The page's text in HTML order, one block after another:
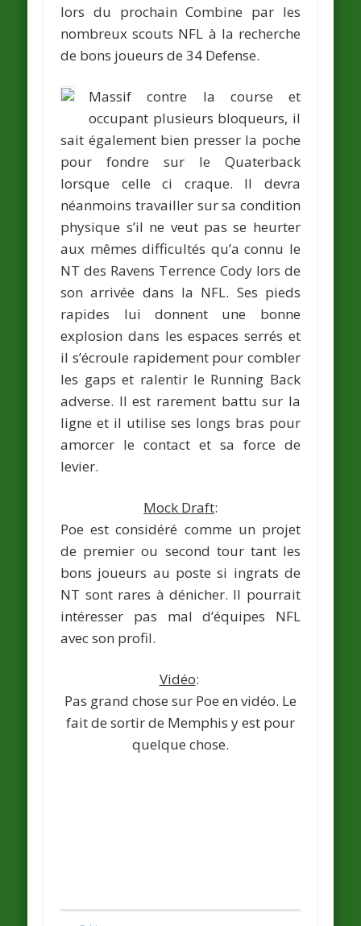
lors du prochain Combine par les
nombreux scouts NFL à la recherche
de bons joueurs de 34 Defense.
Massif contre la course et
occupant plusieurs bloqueurs, il
sait également bien presser la poche
pour fondre sur le Quaterback
lorsque celle ci craque. Il devra
néanmoins travailler sur sa condition
physique s’il ne veut pas se heurter
aux mêmes difficultés qu’a connu le
NT des Ravens Terrence Cody lors de
son arrivée dans la NFL. Ses pieds
rapides lui donnent une bonne
explosion dans les espaces serrés et
il s’écroule rapidement pour combler
les gaps et ralentir le Running Back
adverse. Il est rarement battu sur la
ligne et il utilise ses longs bras pour
amorcer le contact et sa force de
levier.
Mock Draft:
Poe est considéré comme un projet
de premier ou second tour tant les
bons joueurs au poste si ingrats de
NT sont rares à dénicher. Il pourrait
intéresser pas mal d’équipes NFL
avec son profil.
Vidéo:
Pas grand chose sur Poe en vidéo. Le
fait de sortir de Memphis y est pour
quelque chose.